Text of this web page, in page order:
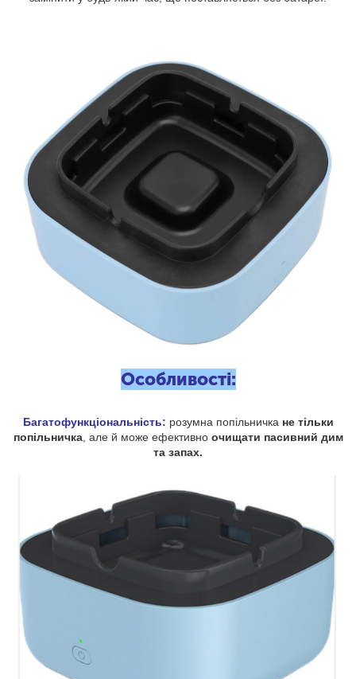
Особливості:
Багатофункціональність: розумна попільничка не тільки
попільничка, але й може ефективноочищати пасивний дим
та запах.